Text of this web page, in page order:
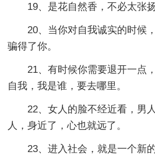
19、是花自然香，不必太张扬
20、当你对自我诚实的时候，
骗得了你。
21、有时候你需要退开一点，
自我，我是谁，要去哪里。
22、女人的脸不经近看，男
人，身近了，心也就远了。
23、进入社会，就是一个新的